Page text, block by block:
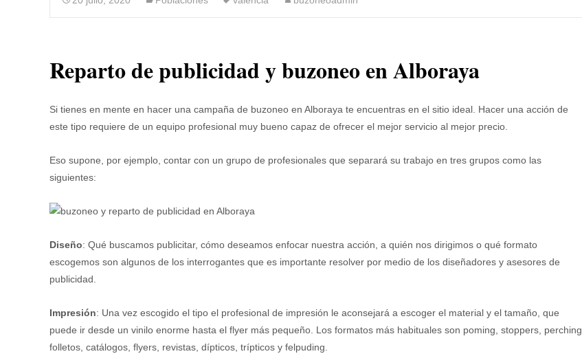
Reparto de publicidad y buzoneo en Alboraya
Si tienes en mente en hacer una campaña de buzoneo en Alboraya te encuentras en el sitio ideal. Hacer una acción de
este tipo requiere de un equipo profesional muy bueno capaz de ofrecer el mejor servicio al mejor precio.
Eso supone, por ejemplo, contar con un grupo de profesionales que separará su trabajo en tres grupos como las
siguientes:
Diseño: Qué buscamos publicitar, cómo deseamos enfocar nuestra acción, a quién nos dirigimos o qué formato
escogemos son algunos de los interrogantes que es importante resolver por medio de los diseñadores y asesores de
publicidad.
Impresión: Una vez escogido el tipo el profesional de impresión le aconsejará a escoger el material y el tamaño, que
puede ir desde un vinilo enorme hasta el flyer más pequeño. Los formatos más habituales son poming, stoppers, perching,
folletos, catálogos, flyers, revistas, dípticos, trípticos y felpuding.